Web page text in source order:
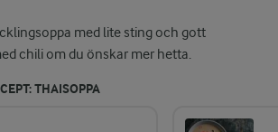
med lite sting och gott
chili om du önskar mer hetta.
THAISOPPA